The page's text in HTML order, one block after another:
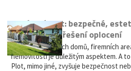
Hliníkový plot: bezpečné,
bezúdržbové řešení oplocení
Oplocení rodinných domů, firemních
nemovitostí je důležitým aspektem. A
Plot, mimo jiné, zvyšuje bezpečnost